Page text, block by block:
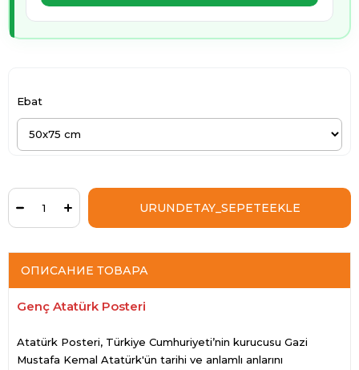
Ebat
ОПИСАНИЕ ТОВАРА
Genç Atatürk Posteri
Atatürk Posteri, Türkiye Cumhuriyeti’nin kurucusu Gazi
Mustafa Kemal Atatürk'ün tarihi ve anlamlı anlarını